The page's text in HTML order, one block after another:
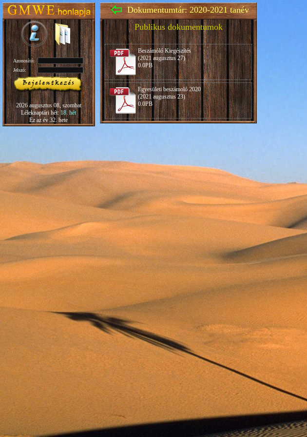
Azonosító:
Jelszó:
2026 augusztus 08, szombat
Léleknaptári hét:18. hét
Ez az év 32. hete
Dokumentumtár: 2020-2021 tanév
Publikus dokumentumok
Beszámóló Kiegészítés
(2021 augusztus 27)
0.0PB
Egyesületi beszámoló 2020
(2021 augusztus 23)
0.0PB